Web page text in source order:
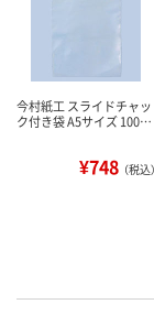
今村紙工 スライドチャッ
ク付き袋 A5サイズ 100…
¥748 （税込）